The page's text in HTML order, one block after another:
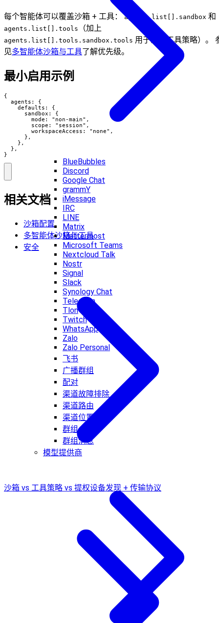
BlueBubbles
Discord
Google Chat
grammY
iMessage
IRC
LINE
Matrix
Mattermost
Microsoft Teams
Nextcloud Talk
Nostr
Signal
Slack
Synology Chat
Telegram
Tlon
Twitch
WhatsApp
Zalo
Zalo Personal
飞书
广播群组
配对
渠道故障排除
渠道路由
渠道位置解析
群组
群组消息
模型提供商
每个智能体可以覆盖沙箱 + 工具：agents.list[].sandbox 和
agents.list[].tools （加上
agents.list[].tools.sandbox.tools 用于沙箱工具策略）。
见多智能体沙箱与工具了解优先级。
最小启用示例
{
  agents: {
    defaults: {
      sandbox: {
        mode: "non-main",
        scope: "session",
        workspaceAccess: "none",
      },
    },
  },
}
相关文档
沙箱配置
多智能体沙箱与工具
安全
沙箱 vs 工具策略 vs 提权设备发现 + 传输协议